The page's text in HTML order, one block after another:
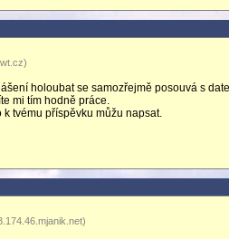
holoubat se samozřejmě posouvá s
mi tím hodně práce.
tvému příspěvku můžu napsat.